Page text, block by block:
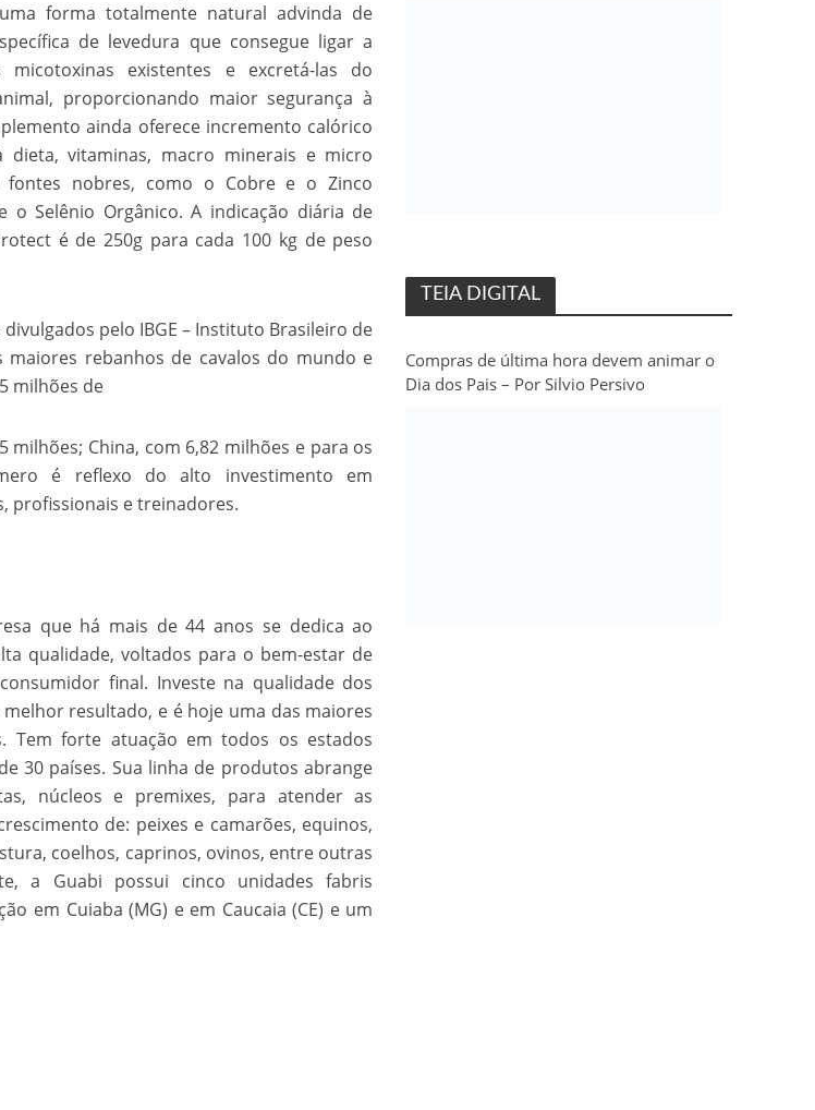
forma totalmente natural advinda de
de levedura que consegue ligar a
micotoxinas existentes e excretá-las do
proporcionando maior segurança à
ainda oferece incremento calórico
dieta, vitaminas, macro minerais e micro
fontes nobres, como o Cobre e o Zinco
o Selênio Orgânico. A indicação diária de
é de 250g para cada 100 kg de peso
pelo IBGE – Instituto Brasileiro de
rebanhos de cavalos do mundo e
milhões de
milhões; China, com 6,82 milhões e para os
é reflexo do alto investimento em
profissionais e treinadores.
que há mais de 44 anos se dedica ao
qualidade, voltados para o bem-estar de
final. Investe na qualidade dos
resultado, e é hoje uma das maiores
Tem forte atuação em todos os estados
30 países. Sua linha de produtos abrange
núcleos e premixes, para atender as
de: peixes e camarões, equinos,
coelhos, caprinos, ovinos, entre outras
a Guabi possui cinco unidades fabris
em Cuiaba (MG) e em Caucaia (CE) e um
TEIA DIGITAL
Compras de última hora devem animar o
Dia dos Pais – Por Silvio Persivo